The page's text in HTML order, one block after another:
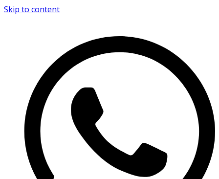
Skip to content